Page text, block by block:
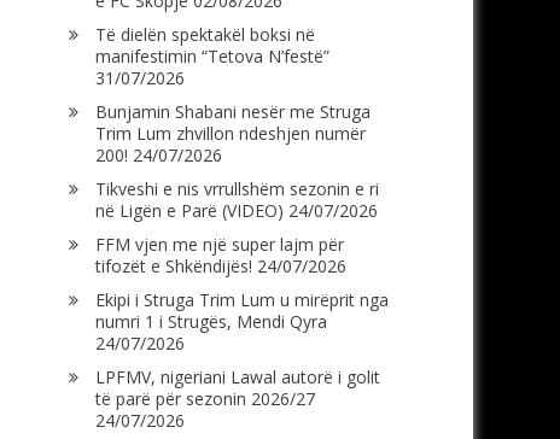
Të dielën spektakël boksi në
manifestimin “Tetova N’festë”
31/07/2026
Bunjamin Shabani nesër me Struga
Trim Lum zhvillon ndeshjen numër
200! 24/07/2026
Tikveshi e nis vrrullshëm sezonin e ri
në Ligën e Parë (VIDEO) 24/07/2026
FFM vjen me një super lajm për
tifozët e Shkëndijës! 24/07/2026
Ekipi i Struga Trim Lum u mirëprit nga
numri 1 i Strugës, Mendi Qyra
24/07/2026
LPFMV, nigeriani Lawal autorë i golit
të parë për sezonin 2026/27
24/07/2026